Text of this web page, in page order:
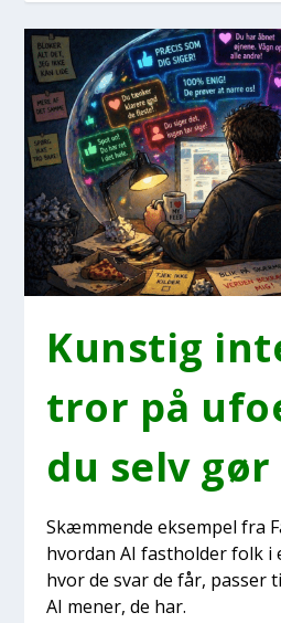
Kun­stig
tror på
du selv gør
Skæm­men­de eksem­pel fra
hvor­dan AI fast­hol­der folk i
hvor de svar de får, pas­ser
AI mener, de har.